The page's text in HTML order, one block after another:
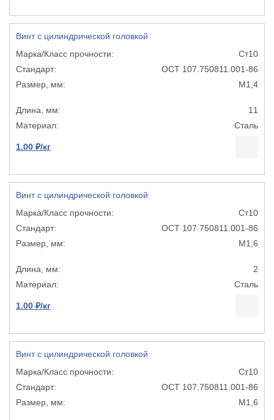
Винт с цилиндрической головкой
Ст10
ОСТ 107.750811.001-86
М1,4
11
Сталь
1.00 ₽/кг
Винт с цилиндрической головкой
Ст10
ОСТ 107.750811.001-86
М1,6
2
Сталь
1.00 ₽/кг
Винт с цилиндрической головкой
Ст10
ОСТ 107.750811.001-86
М1,6